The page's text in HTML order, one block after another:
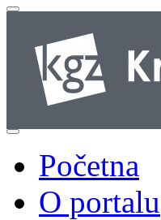
Početna
O portalu